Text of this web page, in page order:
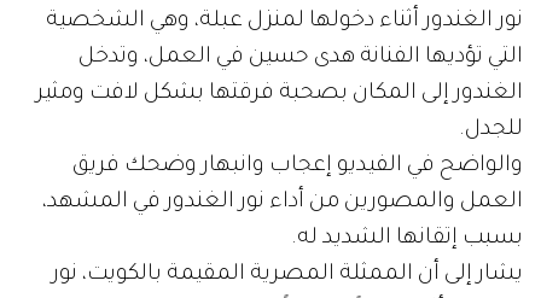
نور الغندور أثناء دخولها لمنزل عبلة، وهي الشخصية
التي تؤديها الفنانة هدى حسين في العمل، وتدخل
الغندور إلى المكان بصحبة فرقتها بشكل لافت ومثير
للجدل.
والواضح في الفيديو إعجاب وانبهار وضحك فريق
العمل والمصورين من أداء نور الغندور في المشهد،
بسبب إتقانها الشديد له.
يشار إلى أن الممثلة المصرية المقيمة بالكويت، نور